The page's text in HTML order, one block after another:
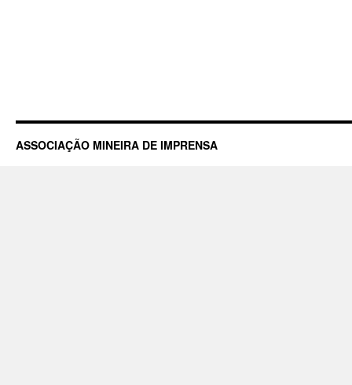
ASSOCIAÇÃO MINEIRA DE IMPRENSA